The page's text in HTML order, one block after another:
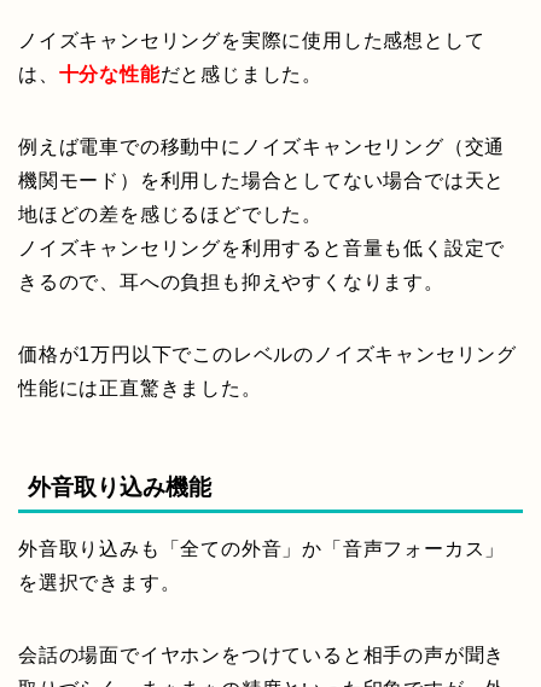
ノイズキャンセリングを実際に使用した感想として
は、 十分な性能だと感じました。
例えば電車での移動中にノイズキャンセリング（交通
機関モード）を利用した場合としてない場合では天と
地ほどの差を感じるほどでした。
ノイズキャンセリングを利用すると音量も低く設定で
きるので、耳への負担も抑えやすくなります。
価格が1万円以下でこのレベルのノイズキャンセリング
性能には正直驚きました。
外音取り込み機能
外音取り込みも「全ての外音」か「音声フォーカス」
を選択できます。
会話の場面でイヤホンをつけていると相手の声が聞き